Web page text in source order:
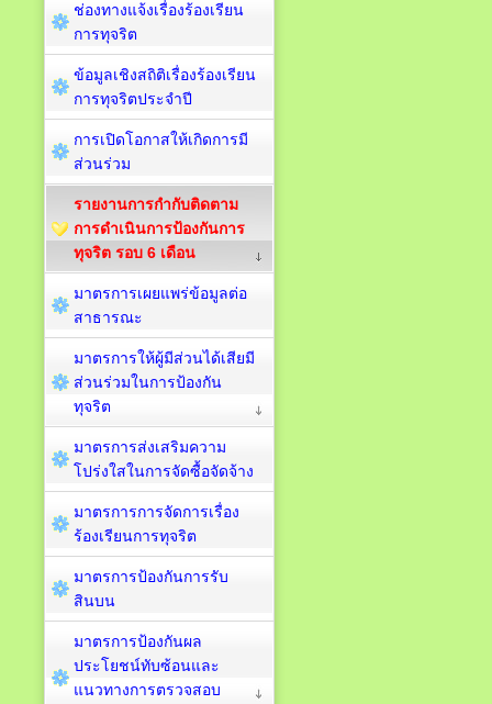
ช่องทางแจ้งเรื่องร้องเรียน
การทุจริต
ข้อมูลเชิงสถิติเรื่องร้องเรียน
การทุจริตประจำปี
การเปิดโอกาสให้เกิดการมี
ส่วนร่วม
รายงานการกำกับติดตาม
การดำเนินการป้องกันการ
ทุจริต รอบ 6 เดือน
มาตรการเผยแพร่ข้อมูลต่อ
สาธารณะ
มาตรการให้ผู้มีส่วนได้เสียมี
ส่วนร่วมในการป้องกัน
ทุจริต
มาตรการส่งเสริมความ
โปร่งใสในการจัดซื้อจัดจ้าง
มาตรการการจัดการเรื่อง
ร้องเรียนการทุจริต
มาตรการป้องกันการรับ
สินบน
มาตรการป้องกันผล
ประโยชน์ทับซ้อนและ
แนวทางการตรวจสอบ